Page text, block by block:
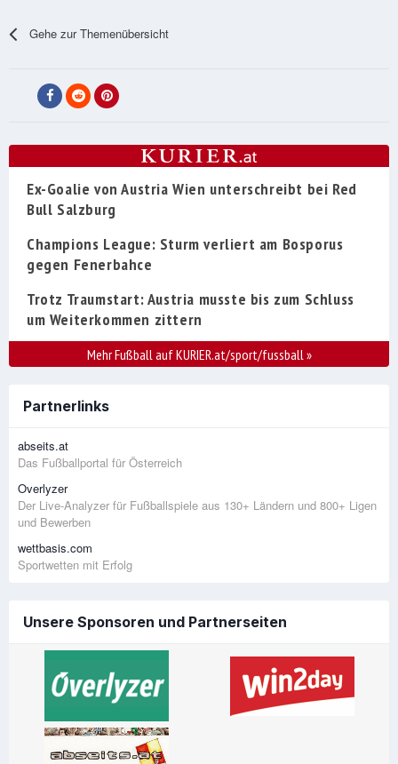
Gehe zur Themenübersicht
Ex-Goalie von Austria Wien unterschreibt bei Red
Bull Salzburg
Champions League: Sturm verliert am Bosporus
gegen Fenerbahce
Trotz Traumstart: Austria musste bis zum Schluss
um Weiterkommen zittern
Mehr Fußball auf KURIER.at/sport/fussball»
Partnerlinks
abseits.at
Das Fußballportal für Österreich
Overlyzer
Der Live-Analyzer für Fußballspiele aus 130+ Ländern und 800+ Ligen
und Bewerben
wettbasis.com
Sportwetten mit Erfolg
Unsere Sponsoren und Partnerseiten